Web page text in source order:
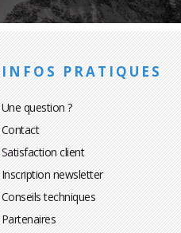
INFOS PRATIQUES
Une question ?
Contact
Satisfaction client
Inscription newsletter
Conseils techniques
Partenaires